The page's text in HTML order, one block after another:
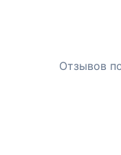
Отзывов